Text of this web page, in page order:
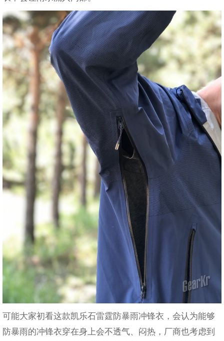
可能大家初看这款凯乐石雷霆防暴雨冲锋衣，会认为能够
防暴雨的冲锋衣穿在身上会不透气、闷热，厂商也考虑到